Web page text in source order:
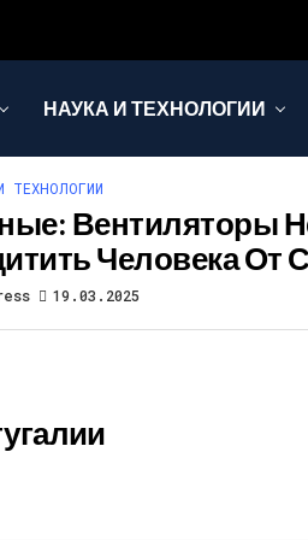
НАУКА И ТЕХНОЛОГИИ
ТЕХНОЛОГИИ
Вентиляторы
Человека От
19.03.2025